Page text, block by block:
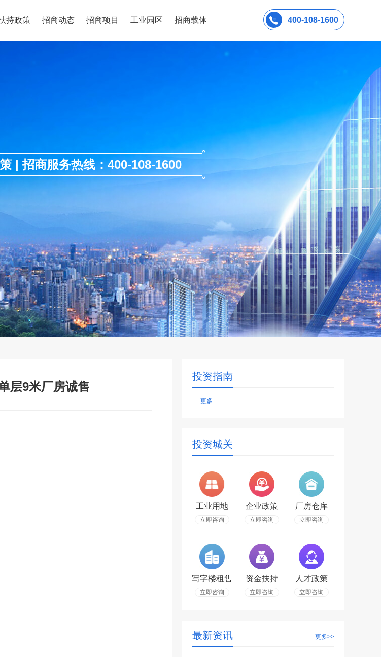
持政策 招商动态 招商项目 工业园区 招商载体 400-108-1600
| 招商服务热线：400-108-1600
层9米厂房诚售
投资指南
更多
投资城关
工业用地
立即咨询
企业政策
立即咨询
厂房仓库
立即咨询
写字楼租售
立即咨询
资金扶持
立即咨询
人才政策
立即咨询
最新资讯 更多>>